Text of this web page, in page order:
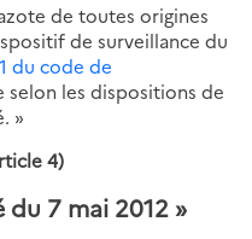
de toutes origines
de surveillance du
du code de
selon les dispositions de
»
4)
du 7 mai 2012 »